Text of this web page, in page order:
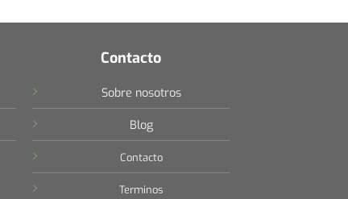
Contacto
Sobre nosotros
Blog
Contacto
Terminos